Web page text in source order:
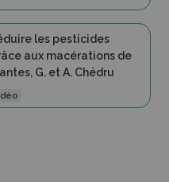
les pesticides
aux macérations de
G. et A. Chédru